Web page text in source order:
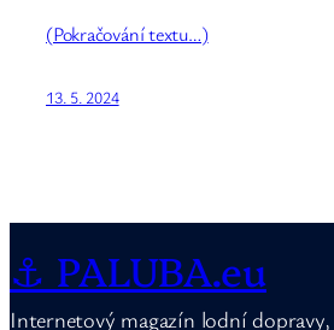
(Pokračování textu…)
13. 5. 2024
⚓ PALUBA.eu
Internetový magazín lodní